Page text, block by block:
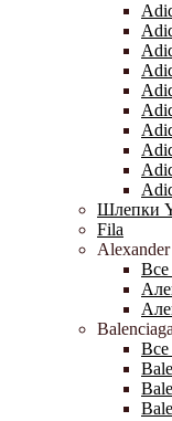
Шлепки
Fila
Все
Balenciaga
Все